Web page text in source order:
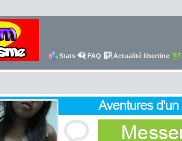
Stats FAQ Actualité libertine